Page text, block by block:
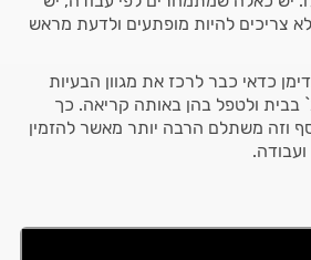
צריכים להיות מופתעים ולדעת מראש
כדאי כבר לרכז את מגוון הבעיות
בבית ולטפל בהן באותה קריאה. כך
וזה משתלם הרבה יותר מאשר להזמין